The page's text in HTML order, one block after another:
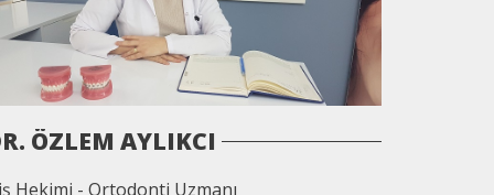
ÖZLEM AYLIKCI
Hekimi - Ortodonti Uzmanı